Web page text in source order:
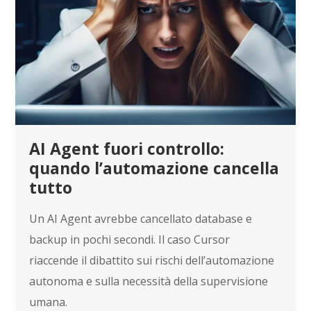
AI Agent fuori controllo:
quando l’automazione cancella
tutto
Un AI Agent avrebbe cancellato database e
backup in pochi secondi. Il caso Cursor
riaccende il dibattito sui rischi dell’automazione
autonoma e sulla necessità della supervisione
umana.